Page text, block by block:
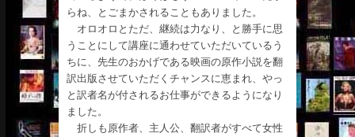
らね、とごまかされることもありました。
オロオロとただ、継続は力なり、と勝手に思
うことにして講座に通わせていただいているう
ちに、先生のおかげである映画の原作小説を翻
訳出版させていただくチャンスに恵まれ、やっ
と訳者名が付されるお仕事ができるようになり
ました。
折しも原作者、主人公、翻訳者がすべて女性